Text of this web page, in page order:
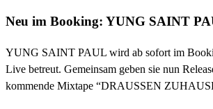
Neu im Booking: YUNG SAINT
YUNG SAINT PAUL wird ab sofort im
Live betreut. Gemeinsam geben sie nun
kommende Mixtape “DRAUSSEN